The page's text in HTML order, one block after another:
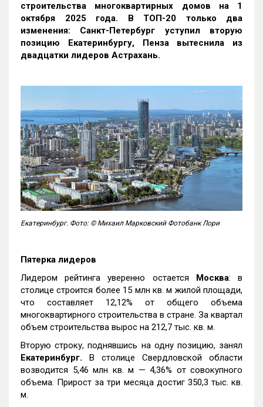
строительства многоквартирных домов на 1
октября 2025 года. В ТОП-20 только два
изменения: Санкт-Петербург уступил вторую
позицию Екатеринбургу, Пенза вытеснила из
двадцатки лидеров Астрахань.
Екатеринбург. Фото: © Михаил Марковский Фотобанк Лори
Пятерка лидеров
Лидером рейтинга уверенно остается
Москва: в
столице строится более 15 млн кв. м жилой площади,
что составляет 12,12% от общего объема
многоквартирного строительства в стране. За квартал
объем строительства вырос на 212,7 тыс. кв. м.
Вторую строку, поднявшись на одну позицию, занял
Екатеринбург.
В столице Свердловской области
возводится 5,46 млн кв. м — 4,36% от совокупного
объема. Прирост за три месяца достиг 350,3 тыс. кв.
м.